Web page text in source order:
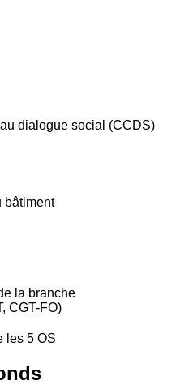
dialogue social (CCDS)
bâtiment
la branche
CGT-FO)
les 5 OS